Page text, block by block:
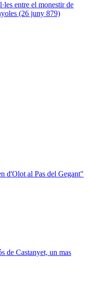
entre el monestir de
(26 juny 879)
d'Olot al Pas del Gegant"
de Castanyet, un mas